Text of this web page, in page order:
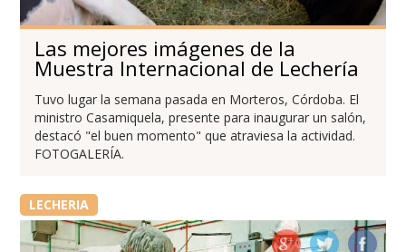
Las mejores imágenes de la
Muestra Internacional de Lechería
Tuvo lugar la semana pasada en Morteros, Córdoba. El
ministro Casamiquela, presente para inaugurar un salón,
destacó "el buen momento" que atraviesa la actividad.
FOTOGALERÍA.
LECHERIA